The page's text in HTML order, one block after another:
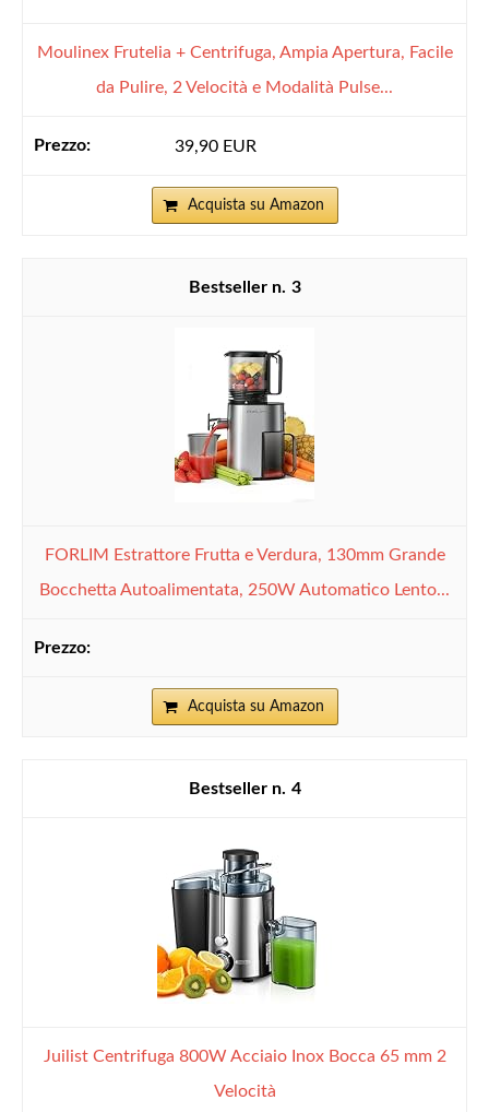
Moulinex Frutelia + Centrifuga, Ampia Apertura, Facile
da Pulire, 2 Velocità e Modalità Pulse...
39,90 EUR
Acquista su Amazon
3
FORLIM Estrattore Frutta e Verdura, 130mm Grande
Bocchetta Autoalimentata, 250W Automatico Lento...
Acquista su Amazon
4
Juilist Centrifuga 800W Acciaio Inox Bocca 65 mm 2
Velocità